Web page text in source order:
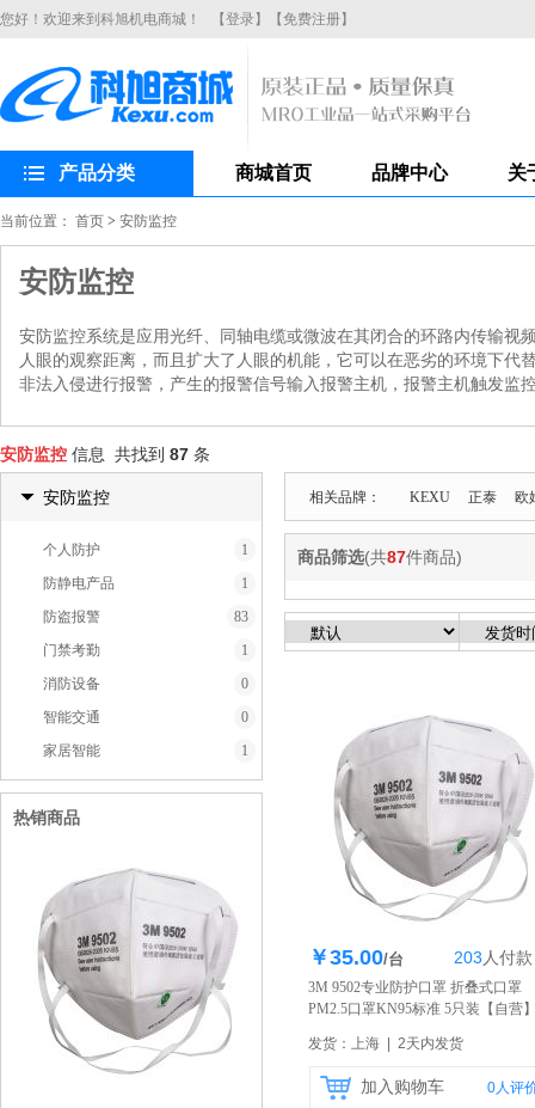
您好！欢迎来到科旭机电商城！ 【登录】 【免费注册】
产品分类 商城首页 品牌中心 关
当前位置： 首页 > 安防监控
安防监控
安防监控系统是应用光纤、同轴电缆或微波在其闭合的环路内传输
人眼的观察距离，而且扩大了人眼的机能，它可以在恶劣的环境下
非法入侵进行报警，产生的报警信号输入报警主机，报警主机触发监
安防监控 信息 共找到 87 条
相关品牌： KEXU 正泰 欧
商品筛选(共87件商品)
库存71个
￥35.00/台 203 人付款
3M 9502专业防护口罩 折叠式口罩
PM2.5口罩KN95标准 5只装 【自营
发货：上海 | 2天内发货
加入购物车 0人评
安防监控
个人防护
1
防静电产品
1
防盗报警
83
门禁考勤
1
消防设备
0
智能交通
0
家居智能
1
热销商品